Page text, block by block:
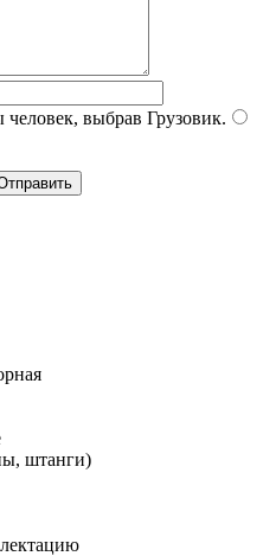
выбрав Грузовик.
штанги)